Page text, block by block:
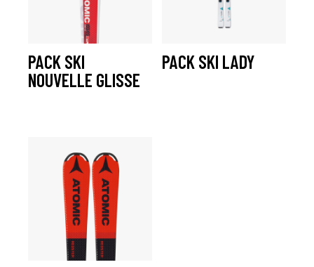
PACK SKI
NOUVELLE GLISSE
PACK SKI LADY